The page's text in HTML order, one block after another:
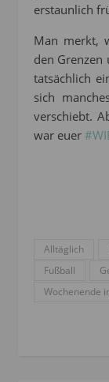
erstaunlich
Man merkt,
den Grenzen
tatsächlich
sich
verschiebt.
war euer
Alltäglich
Fußball
Wochenende